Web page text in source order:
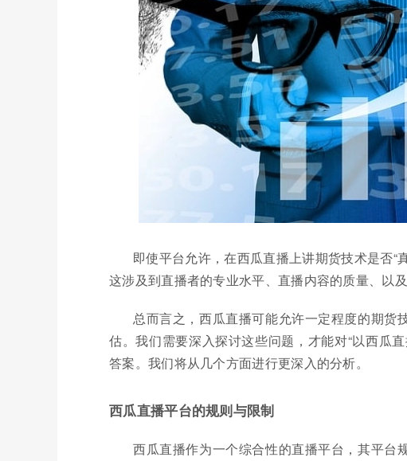
即使平台允许，在西瓜直播上讲期货技术是否“
这涉及到直播者的专业水平、直播内容的质量、以
总而言之，西瓜直播可能允许一定程度的期货
估。我们需要深入探讨这些问题，才能对“以西瓜
答案。我们将从几个方面进行更深入的分析。
西瓜直播平台的规则与限制
西瓜直播作为一个综合性的直播平台，其平台